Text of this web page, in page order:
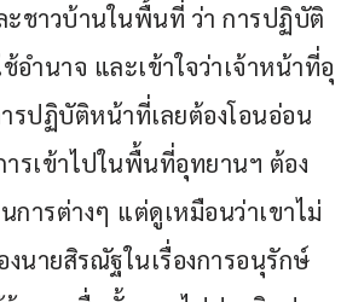
ชาวบ้านในพื้นที่ ว่า การปฏิบัติ
ำนาจ และเข้าใจว่าเจ้าหน้าที่อุ
รปฏิบัติหน้าที่เลยต้องโอนอ่อน
รเข้าไปในพื้นที่อุทยานฯ ต้อง
ารต่างๆ แต่ดูเหมือนว่าเขาไม่
งนายสิรณัฐในเรื่องการอนุรักษ์